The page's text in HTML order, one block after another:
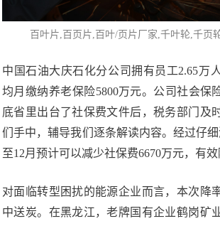
百叶片,百页片,百叶/页片厂家,千叶轮,千页
中国石油大庆石化分公司拥有员工2.65万
均月缴纳养老保险5800万元。公司社会保
底省里出台了社保费文件后，税务部门及
们手中，辅导我们逐条解读内容。经过仔
至12月预计可以减少社保费6670万元，有
对面临转型困扰的能源企业而言，本次降
中送炭。在黑龙江，老牌国有企业鹤岗矿